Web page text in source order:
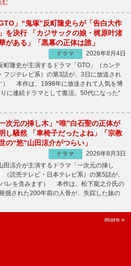
む
GTO」“鬼塚”反町隆史らが「告白大作
を決行 「カジサックの娘・梶原叶渚
がある」「黒幕の正体は誰」
ドラマ
2026年8月4日
町隆史が主演するドラマ「GTO」（カンテ
フジテレビ系）の第3話が、3日に放送され
） 本作は、1998年に放送されて人気を博
に連続ドラマとして復活。50代になった“
一次元の挿し木」“唯”白石聖の正体が
し騒然 「車椅子だったよね」「宗教
の“悠”山田涼介がつらい」
ドラマ
2026年8月3日
田涼介が主演するドラマ「一次元の挿し
（読売テレビ・日本テレビ系）の第5話が、
レを含みます） 本作は、松下龍之介氏の
掘された200年前の人骨が、失踪した妹の
more »